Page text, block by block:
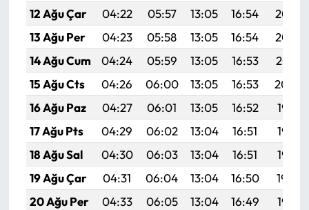
12 Ağu Çar
04:22 05:57 13:05 16:54
20:03
13 Ağu Per
04:23 05:58 13:05 16:54
20:02
14 Ağu Cum
04:24 05:59 13:05 16:53
20:01
15 Ağu Cts
04:26 06:00 13:05 16:53
20:00
16 Ağu Paz
04:27 06:01 13:05 16:52
19:58
17 Ağu Pts
04:29 06:02 13:04 16:51
19:57
18 Ağu Sal
04:30 06:03 13:04 16:51
19:55
19 Ağu Çar
04:31 06:04 13:04 16:50
19:54
20 Ağu Per
04:33 06:05 13:04 16:49
19:53